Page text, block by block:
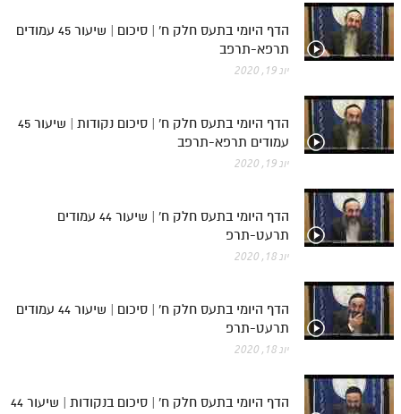
הדף היומי בתעס חלק ח' | סיכום | שיעור 45 עמודים
תרפא-תרפב
יונ 19, 2020
הדף היומי בתעס חלק ח' | סיכום נקודות | שיעור 45
עמודים תרפא-תרפב
יונ 19, 2020
הדף היומי בתעס חלק ח' | שיעור 44 עמודים
תרעט-תרפ
יונ 18, 2020
הדף היומי בתעס חלק ח' | סיכום | שיעור 44 עמודים
תרעט-תרפ
יונ 18, 2020
הדף היומי בתעס חלק ח' | סיכום בנקודות | שיעור 44